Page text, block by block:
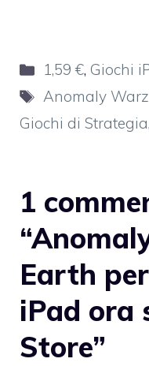
Categorie
1,59 €, Giochi
Tag
Anomaly
Giochi di Strategia,
1
Earth
iPad ora
Store”